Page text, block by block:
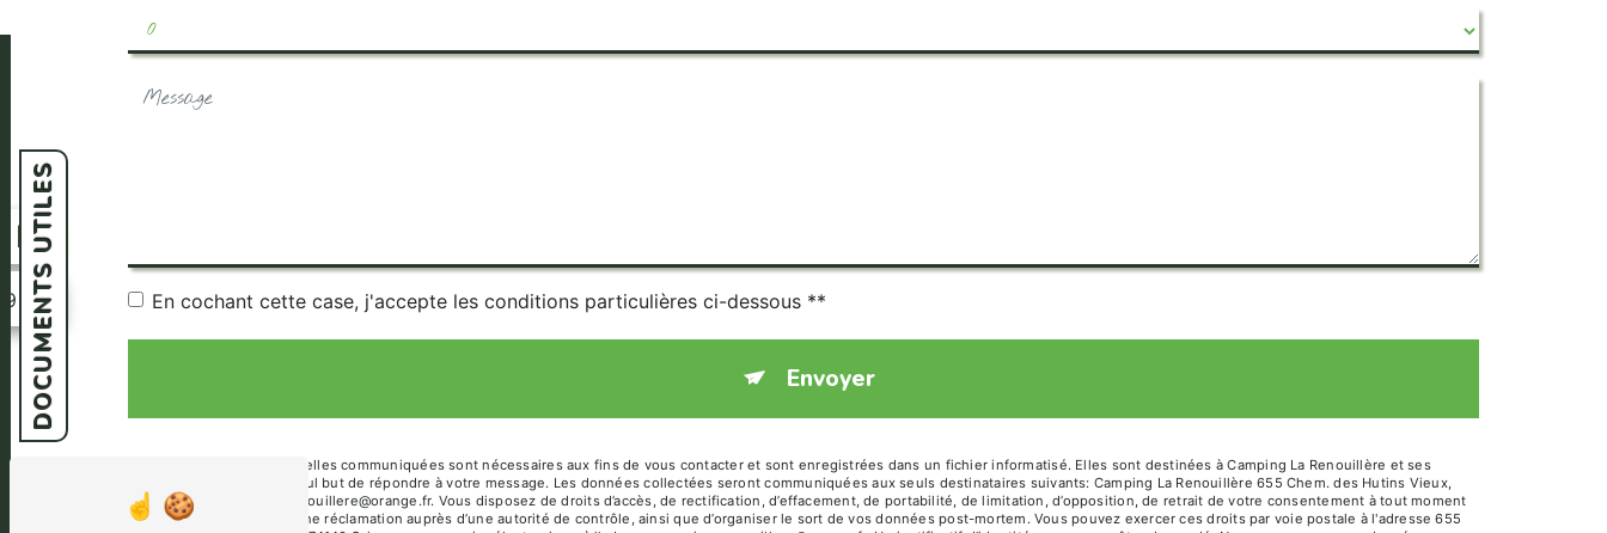
En cochant cette case, j'accepte les conditions particulières ci-dessous **
Envoyer
** Les données personnelles communiquées sont nécessaires aux fins de vous contacter et sont enregistrées dans un fichier informatisé. Elles sont destinées à Camping La Renouillère et ses
sous-traitants dans le seul but de répondre à votre message. Les données collectées seront communiquées aux seuls destinataires suivants: Camping La Renouillère 655 Chem. des Hutins Vieux,
74140 Sciez camping-renouillere@orange.fr. Vous disposez de droits d’accès, de rectification, d’effacement, de portabilité, de limitation, d’opposition, de retrait de votre consentement à tout moment
et du droit d’introduire une réclamation auprès d’une autorité de contrôle, ainsi que d’organiser le sort de vos données post-mortem. Vous pouvez exercer ces droits par voie postale à l'adresse 655
DOCUMENTS UTILES